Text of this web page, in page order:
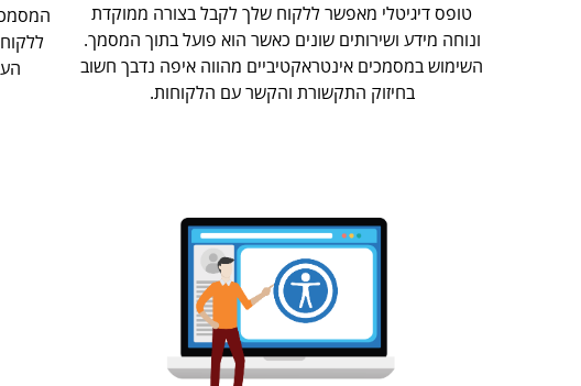
טופס דיגיטלי מאפשר ללקוח שלך לקבל בצורה ממוקדת
ונוחה מידע ושירותים שונים כאשר הוא פועל בתוך המסמך.
השימוש במסמכים אינטראקטיביים מהווה איפה נדבך חשוב
בחיזוק התקשורת והקשר עם הלקוחות.